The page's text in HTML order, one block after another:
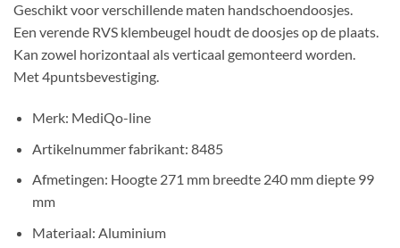
Geschikt voor verschillende maten handschoendoosjes.
Een verende RVS klembeugel houdt de doosjes op de plaats.
Kan zowel horizontaal als verticaal gemonteerd worden.
Met 4puntsbevestiging.
Merk: MediQo-line
Artikelnummer fabrikant: 8485
Afmetingen: Hoogte 271 mm breedte 240 mm diepte 99
mm
Materiaal: Aluminium